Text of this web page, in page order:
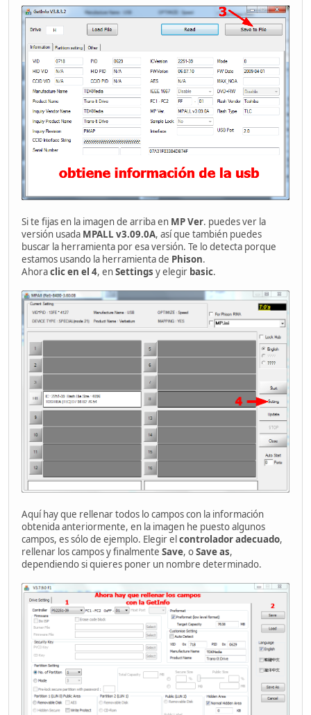
Si te fijas en la imagen de arriba en MP Ver. puedes ver la
versión usada MPALL v3.09.0A, así que también puedes
buscar la herramienta por esa versión. Te lo detecta porque
estamos usando la herramienta de Phison.
Ahoraclic en el 4, enSettings y elegir basic.
Aquí hay que rellenar todos lo campos con la información
obtenida anteriormente, en la imagen he puesto algunos
campos, es sólo de ejemplo. Elegir elcontrolador adecuado,
rellenar los campos y finalmente Save, oSave as,
dependiendo si quieres poner un nombre determinado.